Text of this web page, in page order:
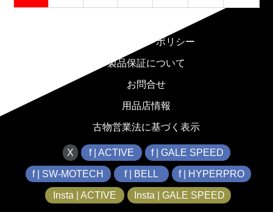
プライバシーポリシー
製品保証について
お問合せ
用品店情報
古物営業法に基づく表示
X f | ACTIVE f | GALE SPEED
f | SW-MOTECH f | BELL f | HYPERPRO
Insta | ACTIVE Insta | GALE SPEED